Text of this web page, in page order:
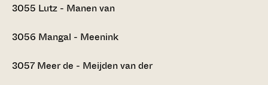
3055 Lutz - Manen van
3056 Mangal - Meenink
3057 Meer de - Meijden van der